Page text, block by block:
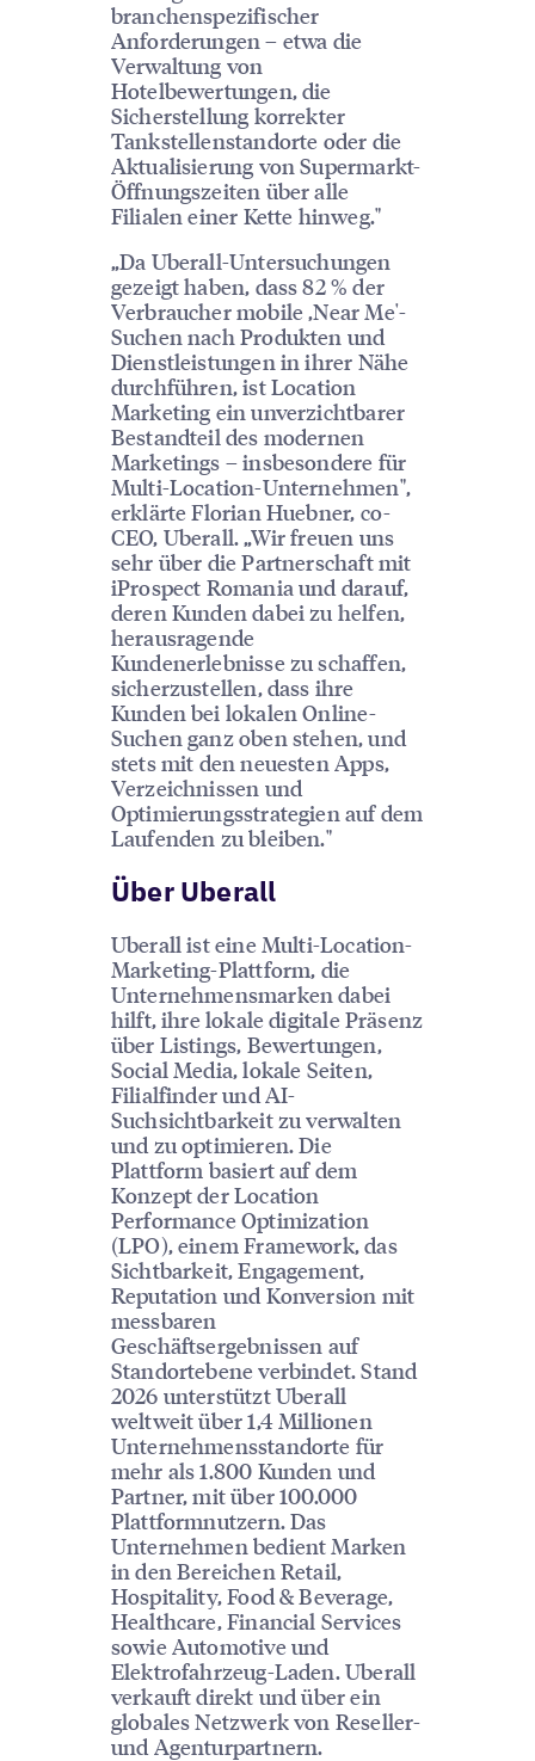
branchenspezifischer
Anforderungen – etwa die
Verwaltung von
Hotelbewertungen, die
Sicherstellung korrekter
Tankstellenstandorte oder die
Aktualisierung von Supermarkt-
Öffnungszeiten über alle
Filialen einer Kette hinweg."
„Da Uberall-Untersuchungen
gezeigt haben, dass 82 % der
Verbraucher mobile ‚Near Me'-
Suchen nach Produkten und
Dienstleistungen in ihrer Nähe
durchführen, ist Location
Marketing ein unverzichtbarer
Bestandteil des modernen
Marketings – insbesondere für
Multi-Location-Unternehmen",
erklärte Florian Huebner, co-
CEO, Uberall. „Wir freuen uns
sehr über die Partnerschaft mit
iProspect Romania und darauf,
deren Kunden dabei zu helfen,
herausragende
Kundenerlebnisse zu schaffen,
sicherzustellen, dass ihre
Kunden bei lokalen Online-
Suchen ganz oben stehen, und
stets mit den neuesten Apps,
Verzeichnissen und
Optimierungsstrategien auf dem
Laufenden zu bleiben."
Über Uberall
Uberall ist eine Multi-Location-
Marketing-Plattform, die
Unternehmensmarken dabei
hilft, ihre lokale digitale Präsenz
über Listings, Bewertungen,
Social Media, lokale Seiten,
Filialfinder und AI-
Suchsichtbarkeit zu verwalten
und zu optimieren. Die
Plattform basiert auf dem
Konzept der Location
Performance Optimization
(LPO), einem Framework, das
Sichtbarkeit, Engagement,
Reputation und Konversion mit
messbaren
Geschäftsergebnissen auf
Standortebene verbindet. Stand
2026 unterstützt Uberall
weltweit über 1,4 Millionen
Unternehmensstandorte für
mehr als 1.800 Kunden und
Partner, mit über 100.000
Plattformnutzern. Das
Unternehmen bedient Marken
in den Bereichen Retail,
Hospitality, Food & Beverage,
Healthcare, Financial Services
sowie Automotive und
Elektrofahrzeug-Laden. Uberall
verkauft direkt und über ein
globales Netzwerk von Reseller-
und Agenturpartnern.